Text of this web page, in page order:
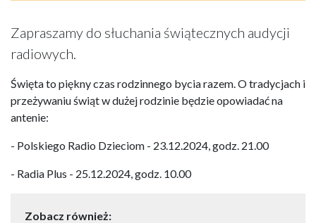
Zapraszamy do słuchania świątecznych audycji
radiowych.
Święta to piękny czas rodzinnego bycia razem. O tradycjach i
przeżywaniu świąt w dużej rodzinie będzie opowiadać na
antenie:
- Polskiego Radio Dzieciom - 23.12.2024, godz. 21.00
- Radia Plus - 25.12.2024, godz. 10.00
Zobacz również: